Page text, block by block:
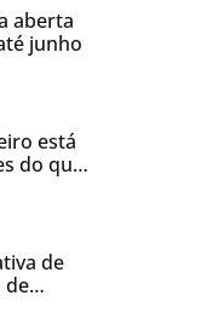
aberta
junho
está
do que
de
de